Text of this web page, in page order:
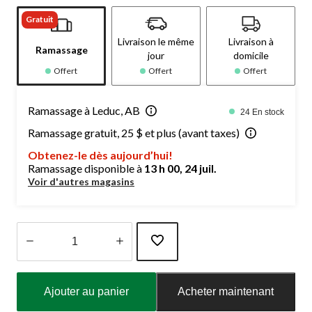
Gratuit
Ramassage
Offert
Livraison le même
jour
Offert
Livraison à
domicile
Offert
Ramassage à Leduc, AB 24 En stock
Ramassage gratuit, 25 $ et plus (avant taxes)
Obtenez-le dès aujourd’hui!
Ramassage disponible à 13 h 00, 24 juil.
Voir d'autres magasins
Ajouter au panier Acheter maintenant